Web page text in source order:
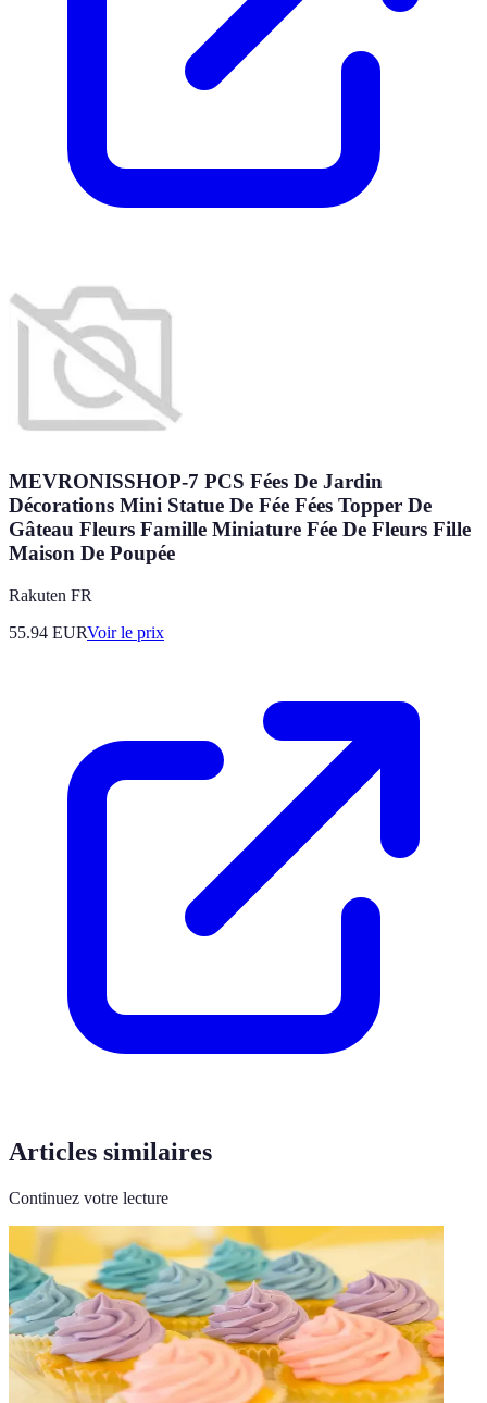
MEVRONISSHOP-7 PCS Fées De Jardin
Décorations Mini Statue De Fée Fées Topper De
Gâteau Fleurs Famille Miniature Fée De Fleurs Fille
Maison De Poupée
Rakuten FR
55.94 EURVoir le prix
Articles similaires
Continuez votre lecture